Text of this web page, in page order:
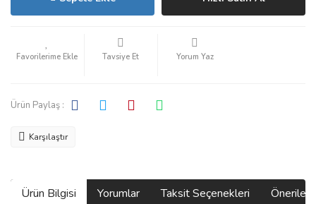
Tavsiye Et Yorum Yaz
Ürün Paylaş :
Karşılaştır
Ürün Bilgisi Yorumlar Taksit Seçenekleri